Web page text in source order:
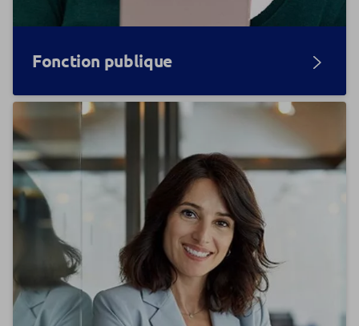
Fonction publique